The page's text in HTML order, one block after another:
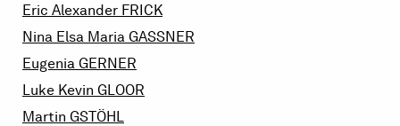
Eric Alexander FRICK
Nina Elsa Maria GASSNER
Eugenia GERNER
Luke Kevin GLOOR
Martin GSTÖHL